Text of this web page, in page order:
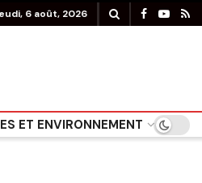
6 août, 2026
ET ENVIRONNEMENT